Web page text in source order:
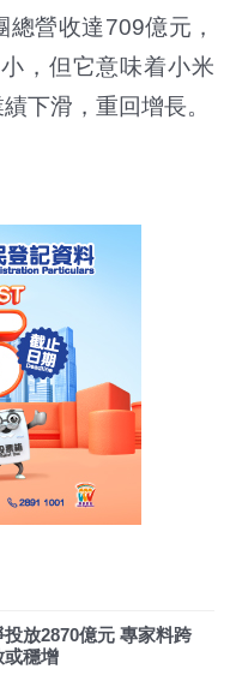
營收達709億元，
，但它意味着小米
下滑，重回增長。
放2870億元 專家料跨
或穩增